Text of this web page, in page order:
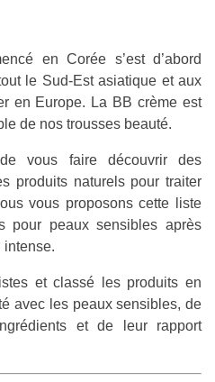
en Corée s’est d’abord
le Sud-Est asiatique et aux
en Europe. La BB crème est
de nos trousses beauté.
vous faire découvrir des
produits naturels pour traiter
vous proposons cette liste
pour peaux sensibles après
intense.
et classé les produits en
avec les peaux sensibles, de
et de leur rapport